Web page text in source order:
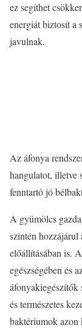
ez segíthet
energiát biztosít a
javulnak.
Az áfonya
hangulatot, illetve
fenntartó jó
A gyümölcs
szintén hozzájárul
előállításában is.
egészségében és
áfonyakiegészítők
és természetes
baktériumok azon